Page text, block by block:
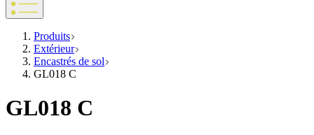
Produits
Extérieur
Encastrés de sol
GL018 C
GL018 C